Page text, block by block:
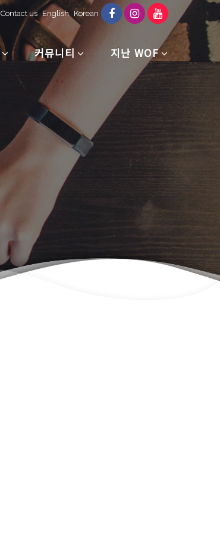
Contact us English Korean
커뮤니티 지난 WOF